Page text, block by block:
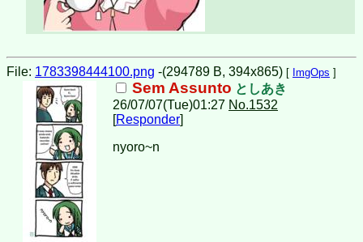
File: 1783398444100.png -(294789 B, 394x865) [ ImgOps ]
Sem Assunto としあき
26/07/07(Tue)01:27 No.1532
[Responder]
nyoro~n